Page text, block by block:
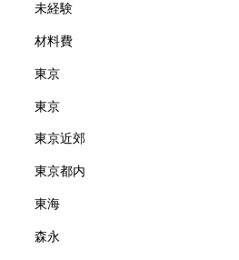
未経験
材料費
東京
東京
東京近郊
東京都内
東海
森永